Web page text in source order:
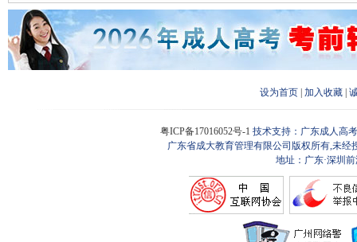
设为首页 加入收藏
粤ICP备17016052号-1 技术支持：广东成人高
广东省成大教育管理有限公司版权所有,未
地址：广东·深圳